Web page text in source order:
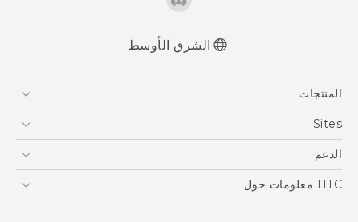
الشرق الأوسط
المنتجات
5G
EXODUS
Sites
HTC Dev
الدعم
الدعم
HTC معلومات حول